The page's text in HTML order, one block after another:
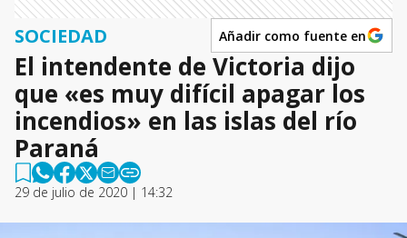
SOCIEDAD Añadir como fuente en
El intendente de Victoria dijo
que «es muy difícil apagar los
incendios» en las islas del río
Paraná
29 de julio de 2020 | 14:32